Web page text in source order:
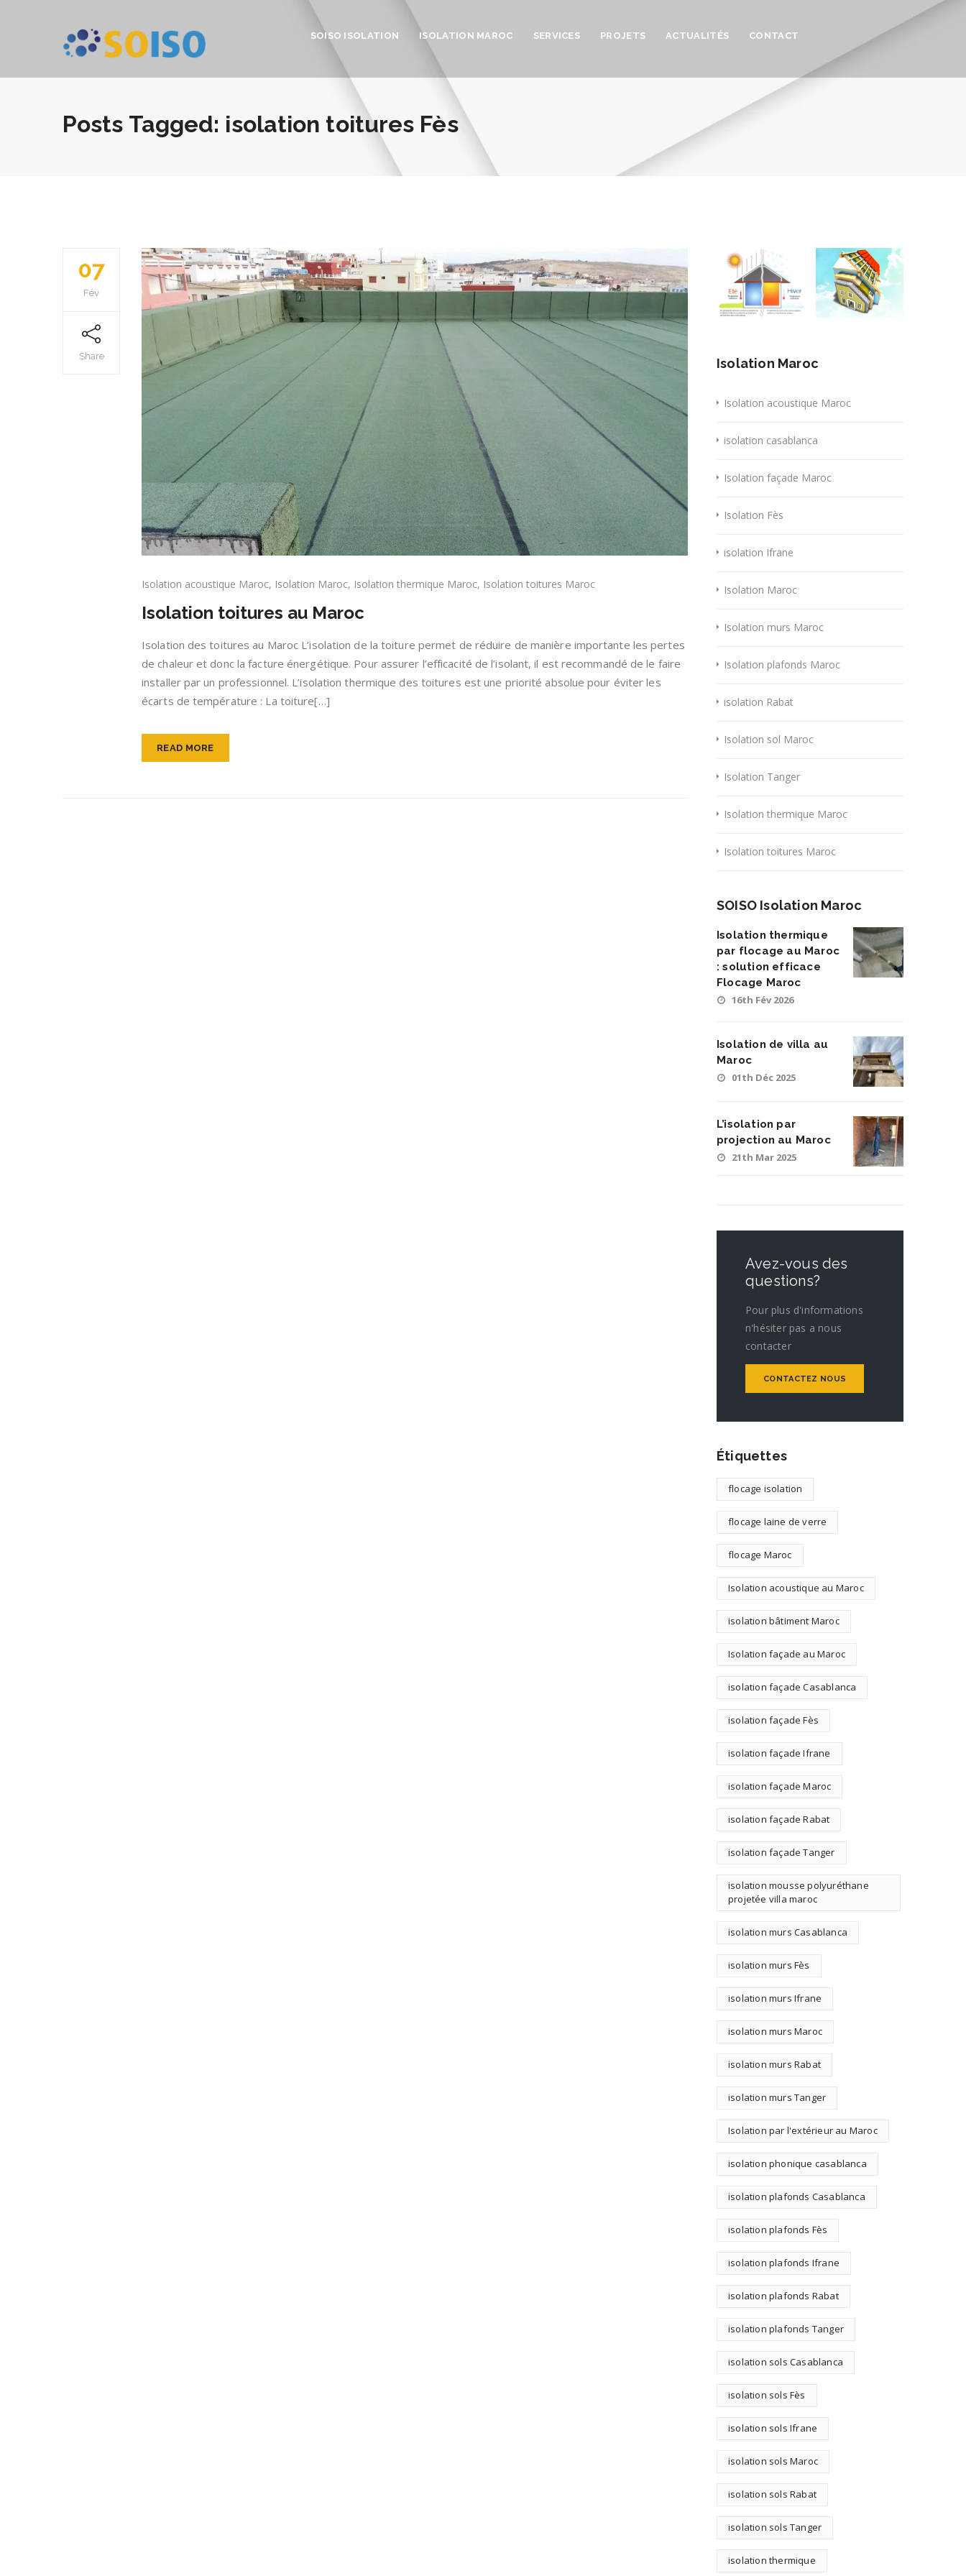
SOISO ISOLATION ISOLATION MAROC SERVICES PROJETS ACTUALITÉS CONTACT
Posts Tagged: isolation toitures Fès
07
Fév
Share
Isolation acoustique Maroc, Isolation Maroc, Isolation thermique Maroc, Isolation toitures Maroc
Isolation toitures au Maroc
Isolation des toitures au Maroc L’isolation de la toiture permet de réduire de manière importante les pertes
de chaleur et donc la facture énergétique. Pour assurer l’efficacité de l’isolant, il est recommandé de le faire
installer par un professionnel. L’isolation thermique des toitures est une priorité absolue pour éviter les
écarts de température : La toiture[…]
READ MORE
Isolation Maroc
Isolation acoustique Maroc
isolation casablanca
Isolation façade Maroc
Isolation Fès
isolation Ifrane
Isolation Maroc
Isolation murs Maroc
Isolation plafonds Maroc
isolation Rabat
Isolation sol Maroc
Isolation Tanger
Isolation thermique Maroc
Isolation toitures Maroc
SOISO Isolation Maroc
Isolation thermique
par flocage au Maroc
: solution efficace
Flocage Maroc
16th Fév 2026
Isolation de villa au
Maroc
01th Déc 2025
L’isolation par
projection au Maroc
21th Mar 2025
Avez-vous des
questions?
Pour plus d'informations
n'hésiter pas a nous
contacter
CONTACTEZ NOUS
Étiquettes
flocage isolation
flocage laine de verre
flocage Maroc
Isolation acoustique au Maroc
isolation bâtiment Maroc
Isolation façade au Maroc
isolation façade Casablanca
isolation façade Fès
isolation façade Ifrane
isolation façade Maroc
isolation façade Rabat
isolation façade Tanger
isolation mousse polyuréthane
projetée villa maroc
isolation murs Casablanca
isolation murs Fès
isolation murs Ifrane
isolation murs Maroc
isolation murs Rabat
isolation murs Tanger
Isolation par l'extérieur au Maroc
isolation phonique casablanca
isolation plafonds Casablanca
isolation plafonds Fès
isolation plafonds Ifrane
isolation plafonds Rabat
isolation plafonds Tanger
isolation sols Casablanca
isolation sols Fès
isolation sols Ifrane
isolation sols Maroc
isolation sols Rabat
isolation sols Tanger
isolation thermique